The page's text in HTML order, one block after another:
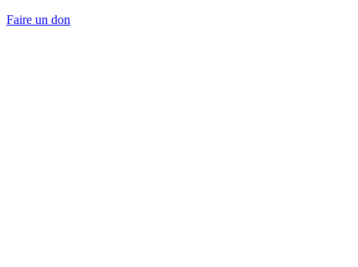
Faire un don